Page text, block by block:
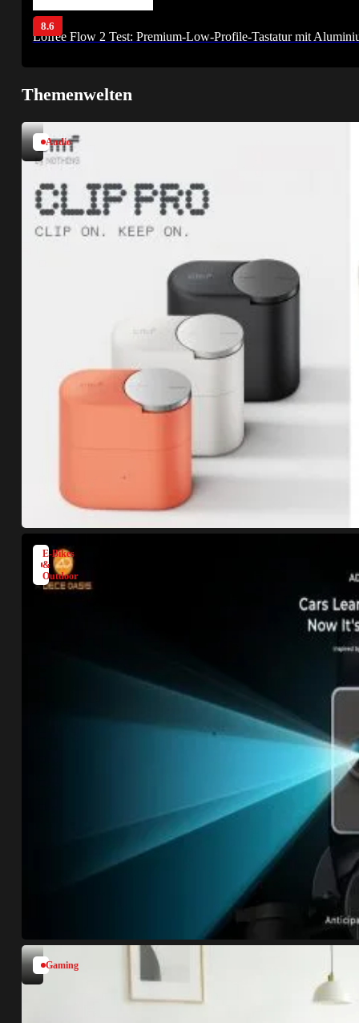
8.6
Lofree Flow 2 Test: Premium-Low-Profile-Tastatur mit
Themenwelten
Audio
E-Bikes
&
Outdoor
Gaming